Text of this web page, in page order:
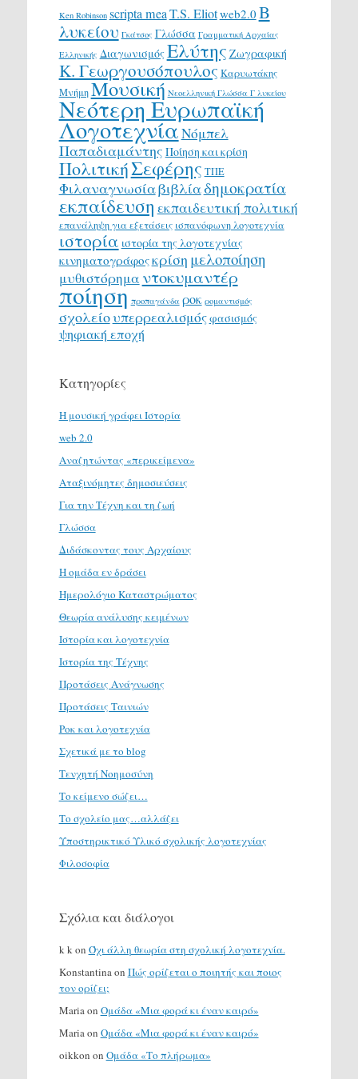
Ken Robinson scripta meaT.S. Eliotweb2.0 Β
λυκείου Γκάτσος Γλώσσα Γραμματική Αρχαίας
Ελληνικής ΔιαγωνισμόςΕλύτης Ζωγραφική
Κ. Γεωργουσόπουλος Καρυωτάκης
ΜνήμηΜουσική Νεοελληνική Γλώσσα Γ λυκείου
Νεότερη Ευρωπαϊκή
ΛογοτεχνίαΝόμπελ
Παπαδιαμάντης Ποίηση και κρίση
ΠολιτικήΣεφέρης ΤΠΕ
Φιλαναγνωσίαβιβλίαδημοκρατία
εκπαίδευση εκπαιδευτική πολιτική
επανάληψη για εξετάσεις ισπανόφωνη λογοτεχνία
ιστορία ιστορία της λογοτεχνίας
κινηματογράφοςκρίση μελοποίηση
μυθιστόρημα ντοκυμαντέρ
ποίηση προπαγάνδα ροκ ρομαντισμός
σχολείουπερρεαλισμόςφασισμός
ψηφιακή εποχή
Κατηγορίες
H μουσική γράφει Ιστορία
web 2.0
Αναζητώντας «περικείμενα»
Αταξινόμητες δημοσιεύσεις
Για την Τέχνη και τη ζωή
Γλώσσα
Διδάσκοντας τους Αρχαίους
Η ομάδα εν δράσει
Ημερολόγιο Καταστρώματος
Θεωρία ανάλυσης κειμένων
Ιστορία και λογοτεχνία
Ιστορία της Τέχνης
Προτάσεις Ανάγνωσης
Προτάσεις Ταινιών
Ροκ και λογοτεχνία
Σχετικά με το blog
Τενχητή Νοημοσύνη
Το κείμενο σώζει…
Το σχολείο μας…αλλάζει
Υποστηρικτικό Υλικό σχολικής λογοτεχνίας
Φιλοσοφία
Σχόλια και διάλογοι
k kon Όχι άλλη θεωρία στη σχολική λογοτεχνία.
Konstantinaon Πώς ορίζεται ο ποιητής και ποιος
τον ορίζει;
Mariaon Ομάδα «Μια φορά κι έναν καιρό»
Mariaon Ομάδα «Μια φορά κι έναν καιρό»
oikkon on Ομάδα «Το πλήρωμα»